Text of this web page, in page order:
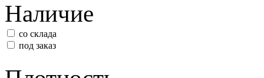
Наличие
со склада
под заказ